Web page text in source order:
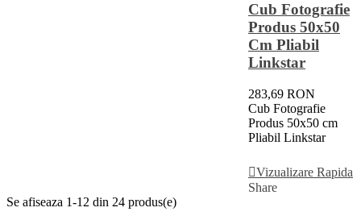
Cub Fotografie
Produs 50x50
Cm Pliabil
Linkstar
283,69 RON
Cub Fotografie
Produs 50x50 cm
Pliabil Linkstar
Vizualizare Rapida
Share
Se afiseaza 1-12 din 24 produs(e)